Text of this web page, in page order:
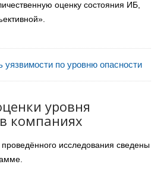
оценку состояния ИБ,
уязвимости по уровню опасности
уровня
компаниях
проведённого исследования сведены